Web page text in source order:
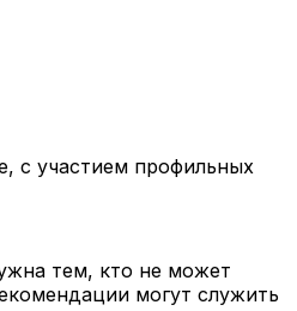
с участием профильных
тем, кто не может
могут служить